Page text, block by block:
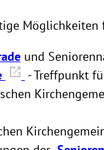
und
- Treffpunkt